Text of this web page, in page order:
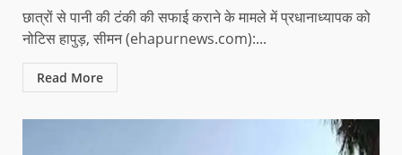
छात्रों से पानी की टंकी की सफाई कराने के मामले में प्रधानाध्यापक को
नोटिस हापुड़, सीमन (ehapurnews.com):...
Read More